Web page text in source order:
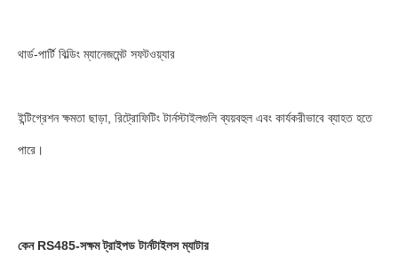
থার্ড-পার্টি বিল্ডিং ম্যানেজমেন্ট সফটওয়্যার
ইন্টিগ্রেশন ক্ষমতা ছাড়া, রিট্রোফিটিং টার্নস্টাইলগুলি ব্যয়বহুল এবং কার্যকরীভাবে ব্যাহত হতে
পারে।
কেন RS485-সক্ষম ট্রাইপড টার্নটাইলস ম্যাটার